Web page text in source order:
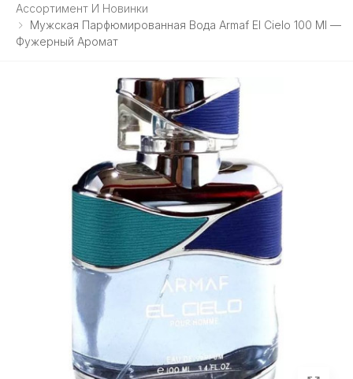
Ассортимент И Новинки
Мужская Парфюмированная Вода Armaf El Cielo 100 Ml —
Фужерный Аромат